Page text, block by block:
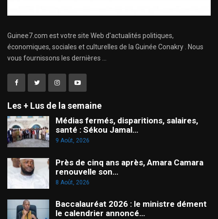
Guinee7.com est votre site Web d'actualités politiques,
économiques, sociales et culturelles de la Guinée Conakry . Nous
vous fournissons les dernières ...
Les + Lus de la semaine
Médias fermés, disparitions, salaires,
santé : Sékou Jamal…
9 Août, 2026
Près de cinq ans après, Amara Camara
renouvelle son…
8 Août, 2026
Baccalauréat 2026 : le ministre dément
le calendrier annoncé…